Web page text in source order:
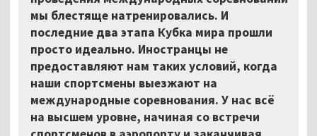
мы блестяще натренировались. И
последние два этапа Кубка мира прошли
просто идеально. Иностранцы не
предоставляют нам таких условий, когда
наши спортсмены выезжают на
международные соревнования. У нас всё
на высшем уровне, начиная со встречи